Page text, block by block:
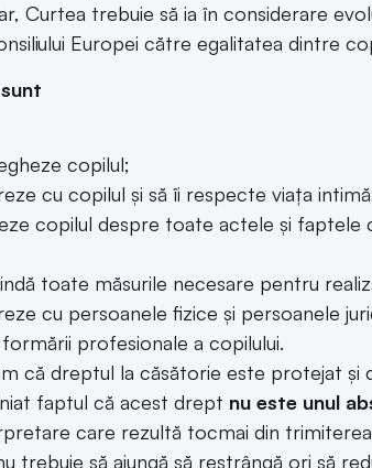
Curtea trebuie să ia în considerare
Europei către egalitatea dintre
copilul;
cu copilul și să îi respecte viața
copilul despre toate actele și faptele
toate măsurile necesare pentru
cu persoanele fizice și persoanele
profesionale a copilului.
că dreptul la căsătorie este protejat și
faptul că acest drept nu este unul
care rezultă tocmai din
trebuie să ajungă să restrângă ori să